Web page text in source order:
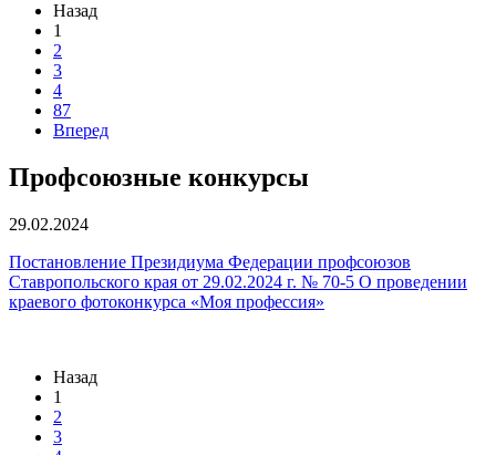
Назад
1
2
3
4
87
Вперед
Профсоюзные конкурсы
29.02.2024
Постановление Президиума Федерации профсоюзов
Ставропольского края от 29.02.2024 г. № 70-5 О проведении
краевого фотоконкурса «Моя профессия»
Назад
1
2
3